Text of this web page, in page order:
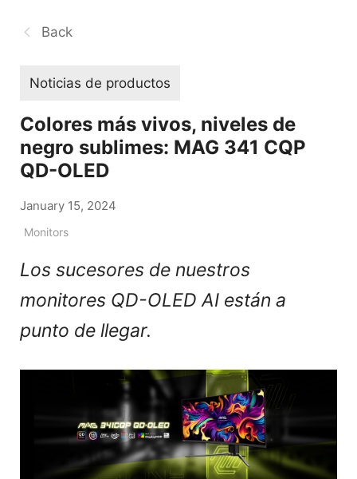
Back
Noticias de productos
Colores más vivos, niveles de
negro sublimes: MAG 341 CQP
QD-OLED
January 15, 2024
Monitors
Los sucesores de nuestros
monitores QD-OLED AI están a
punto de llegar.